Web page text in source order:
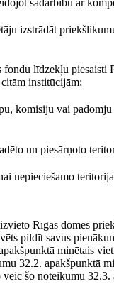
izstrādāt
līdzekļu piesaisti
institūcijām;
komisiju vai
un piesārņoto
nepieciešamo
Rīgas domes
pildīt savus
minētais
32.2. apakšpunktā
šo noteikumu